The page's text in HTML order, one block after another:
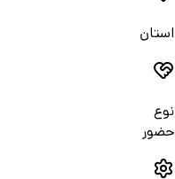
استان
نوع
حضور